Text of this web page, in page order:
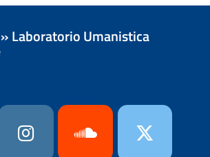
» Laboratorio Umanistica